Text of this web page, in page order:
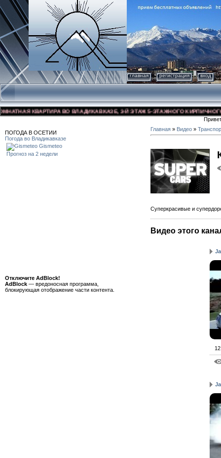
главная регистрация вход
КВАРТИРА ВО ВЛАДИКАВКАЗЕ, 3-Й ЭТАЖ 5-ЭТАЖНОГО КИРПИЧНОГО
ПОГОДА В ОСЕТИИ
Погода во Владикавказе
Gismeteo
Прогноз на 2 недели
Отключите AdBlock!
AdBlock — вредоносная программа,
блокирующая отображение части контента.
Главная » Видео »
Суперкрасивые и
Видео этого